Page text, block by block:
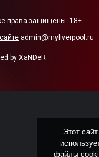
права защищены. 18+
admin@myliverpool.ru
by XaNDeR.
Этот сайт
файлы